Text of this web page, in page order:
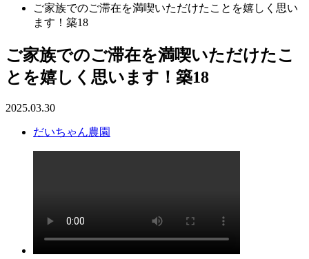
ご家族でのご滞在を満喫いただけたことを嬉しく思い
ます！築18
ご家族でのご滞在を満喫いただけたこ
とを嬉しく思います！築18
2025.03.30
だいちゃん農園